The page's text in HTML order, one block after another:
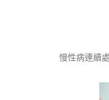
慢性病連續